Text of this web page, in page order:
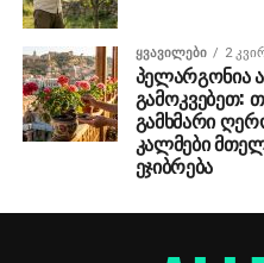
ᲧᲕᲐᲕᲘᲚᲔᲑᲘ 2
პელარგონია
გამოკვებეთ:
გამხმარი
კალმები
ეჯიბრება